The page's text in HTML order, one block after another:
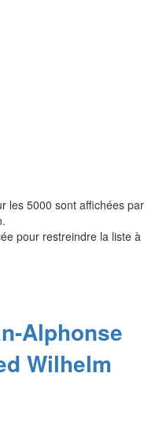
les 5000 sont affichées par
pour restreindre la liste à
Alphonse
Wilhelm